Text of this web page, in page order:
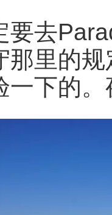
要去
那里的
一下的